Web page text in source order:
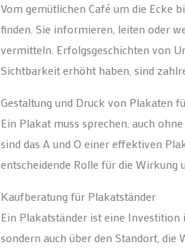
Vom gemütlichen Café um die Ecke
finden. Sie informieren, leiten oder
vermitteln. Erfolgsgeschichten von
Sichtbarkeit erhöht haben, sind
Gestaltung und Druck von Plakaten
Ein Plakat muss sprechen, auch
sind das A und O einer effektiven
entscheidende Rolle für die Wirkung
Kaufberatung für Plakatständer
Ein Plakatständer ist eine
sondern auch über den Standort,